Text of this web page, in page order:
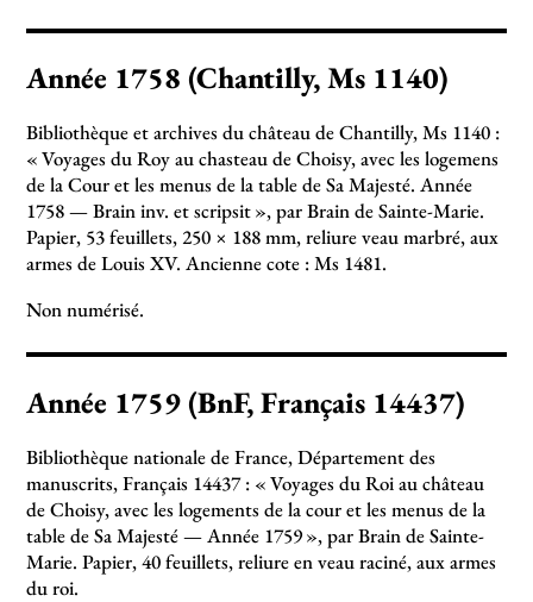
Année 1758 (Chantilly, Ms 1140)
Bibliothèque et archives du château de Chantilly, Ms 1140 :
«Voyages du Roy au chasteau de Choisy, avec les logemens
de la Cour et les menus de la table de Sa Majesté. Année
1758 — Brain inv. et scripsit», par Brain de Sainte-Marie.
Papier, 53 feuillets, 250 × 188 mm, reliure veau marbré, aux
armes de Louis XV. Ancienne cote : Ms 1481.
Non numérisé.
Année 1759 (BnF, Français 14437)
Bibliothèque nationale de France, Département des
manuscrits, Français 14437 : «Voyages du Roi au château
de Choisy, avec les logements de la cour et les menus de la
table de Sa Majesté — Année 1759», par Brain de Sainte-
Marie. Papier, 40 feuillets, reliure en veau raciné, aux armes
du roi.